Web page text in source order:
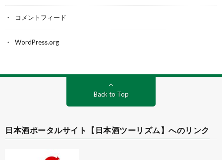
コメントフィード
WordPress.org
Back to Top
日本酒ポータルサイト【日本酒ツーリズム】へのリンク